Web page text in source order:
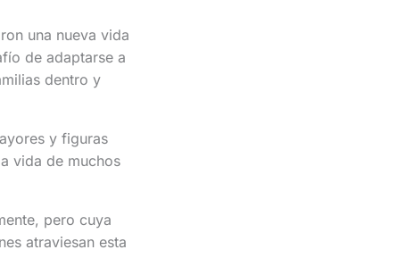
una nueva vida
de adaptarse a
dentro y
y figuras
vida de muchos
pero cuya
atraviesan esta